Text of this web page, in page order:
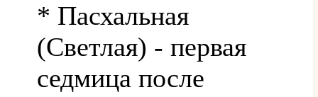
* Пасхальная
(Светлая) - первая
седмица после